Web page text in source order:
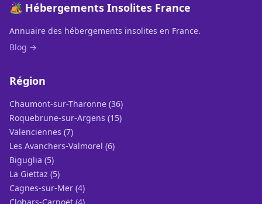
🏕️ Hébergements Insolites France
Annuaire des hébergements insolites en France.
Blog →
Région
Chaumont-sur-Tharonne (36)
Roquebrune-sur-Argens (15)
Valenciennes (7)
Les Avanchers-Valmorel (6)
Biguglia (5)
La Giettaz (5)
Cagnes-sur-Mer (4)